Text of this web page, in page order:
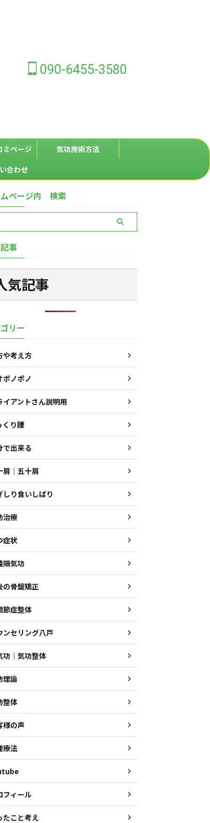
090-6455-3580
ミページ
気功施術方法
合わせ
ページ内 検索
事
気記事
リー
や考え方
ポノポノ
イアントさん説明用
くり腰
で出来る
肩｜五十肩
しり食いしばり
治療
症状
気功
の骨盤矯正
節症整体
ンセリング八戸
｜気功整体
理論
整体
様の声
療法
フィール
たこと考え